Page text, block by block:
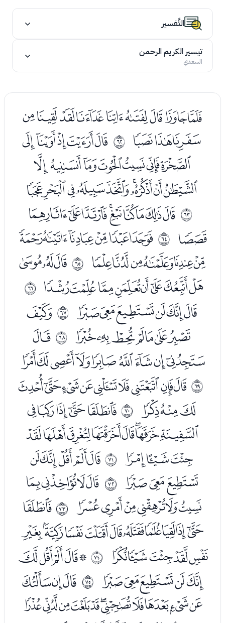
التَّفسير
تيسير الكريم الرحمن
السعدي
ﭑﭒﭓﭔﭕﭖﭗﭘﭙ
ﭚﭛﭜ ﰽ ﭞﭟﭠﭡﭢ
ﭣﭤﭥﭦﭧﭨﭩ
ﭪﭫﭬﭭﭮﭯﭰﭱﭲ
ﰾ ﭴﭵﭶﭷﭸﭹﭺﭻﭼ
ﭽ ﰿﭿﮀﮁﮂﮃﮄ
ﮅﮆﮇﮈﮉﮊ ﱀ ﮌﮍﮎ
ﮏﮐﮑﮒﮓﮔﮕﮖ ﱁ
ﮘﮙﮚﮛﮜﮝ ﱂﮟ
ﮠﮡﮢﮣﮤﮥﮦ ﱃﮨ
ﮩﮪﮫﮬﮭﮮﮯﮰﮱ
ﱄﯔﯕﯖﯗﯘﯙﯚﯛﯜ
ﯝﯞﯟ ﱅﯡﯢﯣﯤﯥ
ﯦﯧﯨﯩﯪﯫﯬﯭ
ﯮﯯﯰ ﱆﯲﯳﯴﯵﯶ
ﯷﯸﯹ ﱇ ﯻﯼﯽﯾ
ﯿﰀﰁﰂﰃﰄ ﱈﰆ
ﰇﰈﰉﰊﰋﰌﰍﰎﰏﰐ
ﰑﰒﰓﰔﰕ ﱉﭑﭒﭓﭔﭕ
ﭖﭗﭘﭙﭚ ﱊ ﭜﭝﭞ
ﭟﭠﭡﭢﭣﭤﭥﭦﭧﭨﭩ